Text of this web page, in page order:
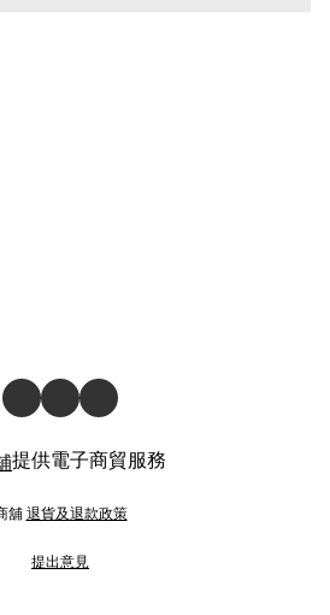
提供電子商貿服務
舖 退貨及退款政策
提出意見